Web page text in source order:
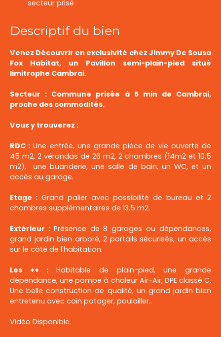
secteur prisé
Descriptif du bien
Venez Découvrir en exclusivité chez Jimmy De Sousa
Fox Habitat, un Pavillon semi-plain-pied situé
limitrophe Cambrai.
Secteur : Commune prisée à 5 min de Cambrai,
proche des commodités.
Vous y trouverez :
RDC : Une entrée, une grande pièce de vie ouverte de
45 m2, 2 vérandas de 26 m2, 2 chambres (14m2 et 10,5
m2), une buanderie, une salle de bain, un WC, et un
accès au garage.
Etage : Grand palier avec possibilité de bureau et 2
chambres supplémentaires de 13,5 m2.
Extérieur : Présence de 8 garages ou dépendances,
grand jardin bien arboré, 2 portails sécurisés, un accès
sur le côté de l'habitation.
Les ++ :Habitable de plain-pied, une grande
dépendance, une pompe à chaleur Air-Air, DPE classé C,
Une belle construction de qualité, un grand jardin bien
entretenu avec coin potager, poulailler..
Vidéo Disponible.